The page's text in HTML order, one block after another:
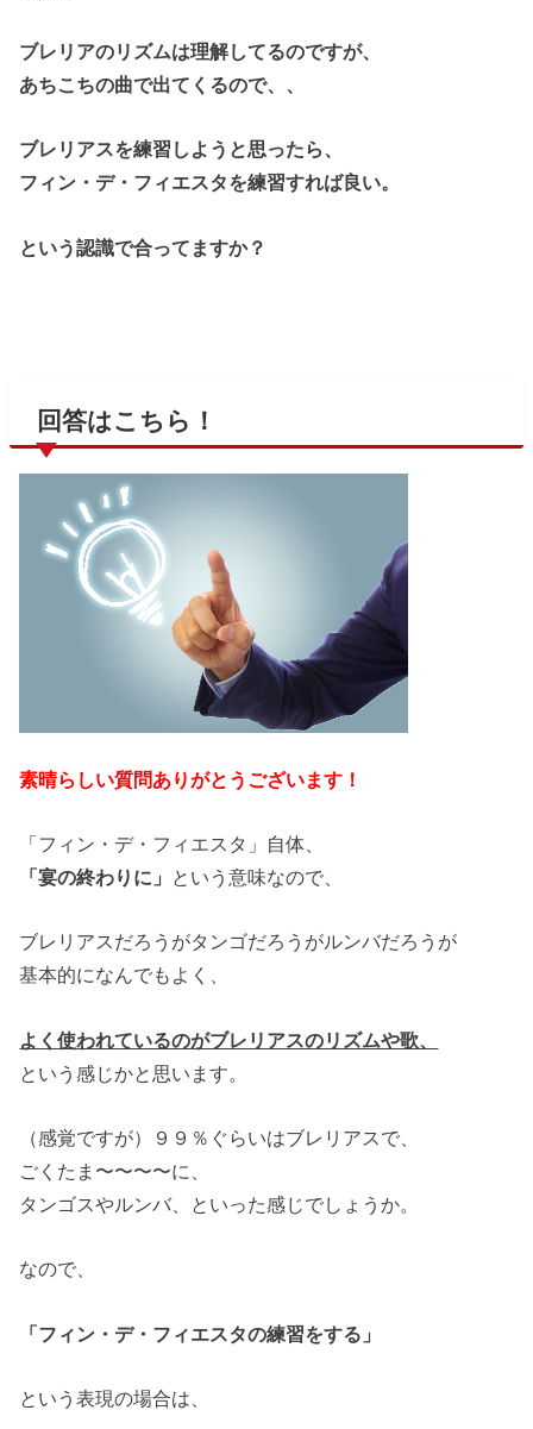
ブレリアのリズムは理解してるのですが、
あちこちの曲で出てくるので、、
ブレリアスを練習しようと思ったら、
フィン・デ・フィエスタを練習すれば良い。
という認識で合ってますか？
回答はこちら！
素晴らしい質問ありがとうございます！
「フィン・デ・フィエスタ」自体、
「宴の終わりに」 という意味なので、
ブレリアスだろうがタンゴだろうがルンバだろうが
基本的になんでもよく、
よく使われているのがブレリアスのリズムや歌、
という感じかと思います。
（感覚ですが）９９％ぐらいはブレリアスで、
ごくたま〜〜〜〜に、
タンゴスやルンバ、といった感じでしょうか。
なので、
「フィン・デ・フィエスタの練習をする」
という表現の場合は、